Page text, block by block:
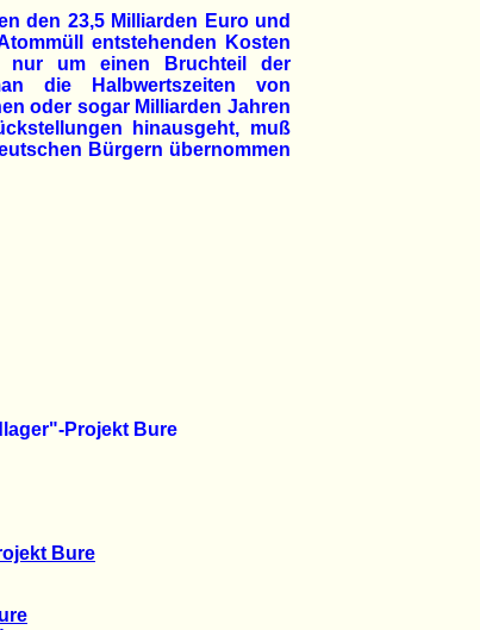
den 23,5 Milliarden Euro und
entstehenden Kosten
nur um einen Bruchteil der
die Halbwertszeiten von
oder sogar Milliarden Jahren
hinausgeht, muß
Bürgern übernommen
Projekt Bure
Bure